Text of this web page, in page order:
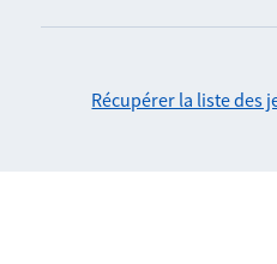
Récupérer la liste des